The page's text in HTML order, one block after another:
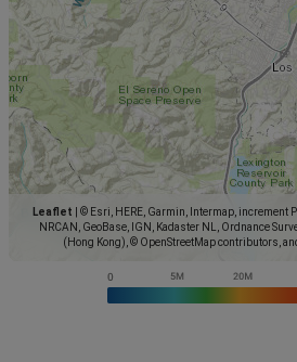
Leaflet
© Esri, HERE, Garmin, Intermap, increment P
NRCAN, GeoBase, IGN, Kadaster NL, Ordnance
(Hong Kong), © OpenStreetMap contributors,